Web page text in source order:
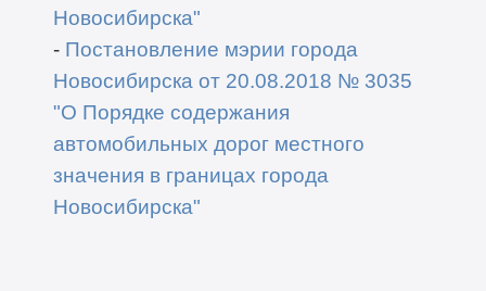
Новосибирска"
- Постановление мэрии города
Новосибирска от 20.08.2018 № 3035
"О Порядке содержания
автомобильных дорог местного
значения в границах города
Новосибирска"